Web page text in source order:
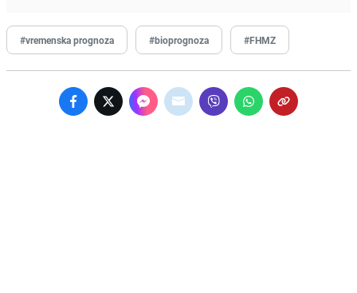
#vremenska prognoza #bioprognoza #FHMZ